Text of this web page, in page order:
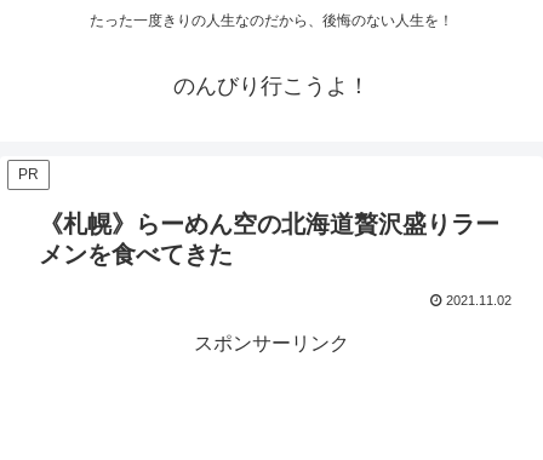
たった一度きりの人生なのだから、後悔のない人生を！
のんびり行こうよ！
PR
《札幌》らーめん空の北海道贅沢盛りラー
メンを食べてきた
2021.11.02
スポンサーリンク